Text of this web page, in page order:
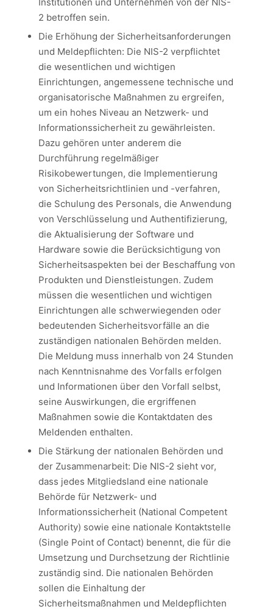
2 betroffen sein.
Die Erhöhung der Sicherheitsanforderungen
und Meldepflichten: Die NIS-2 verpflichtet
die wesentlichen und wichtigen
Einrichtungen, angemessene technische und
organisatorische Maßnahmen zu ergreifen,
um ein hohes Niveau an Netzwerk- und
Informationssicherheit zu gewährleisten.
Dazu gehören unter anderem die
Durchführung regelmäßiger
Risikobewertungen, die Implementierung
von Sicherheitsrichtlinien und -verfahren,
die Schulung des Personals, die Anwendung
von Verschlüsselung und Authentifizierung,
die Aktualisierung der Software und
Hardware sowie die Berücksichtigung von
Sicherheitsaspekten bei der Beschaffung von
Produkten und Dienstleistungen. Zudem
müssen die wesentlichen und wichtigen
Einrichtungen alle schwerwiegenden oder
bedeutenden Sicherheitsvorfälle an die
zuständigen nationalen Behörden melden.
Die Meldung muss innerhalb von 24 Stunden
nach Kenntnisnahme des Vorfalls erfolgen
und Informationen über den Vorfall selbst,
seine Auswirkungen, die ergriffenen
Maßnahmen sowie die Kontaktdaten des
Meldenden enthalten.
Die Stärkung der nationalen Behörden und
der Zusammenarbeit: Die NIS-2 sieht vor,
dass jedes Mitgliedsland eine nationale
Behörde für Netzwerk- und
Informationssicherheit (National Competent
Authority) sowie eine nationale Kontaktstelle
(Single Point of Contact) benennt, die für die
Umsetzung und Durchsetzung der Richtlinie
zuständig sind. Die nationalen Behörden
sollen die Einhaltung der
Sicherheitsmaßnahmen und Meldepflichten